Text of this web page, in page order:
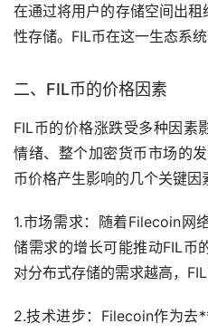
在通过将用户的存储空间出
性存储。FIL币在这一生态系
二、FIL币的价格因素
FIL币的价格涨跌受多种因素
情绪、整个加密货币市场的
币价格产生影响的几个关键因
1.市场需求：随着Filecoin网
储需求的增长可能推动FIL币
对分布式存储的需求越高，
2.技术进步：Filecoin作为去